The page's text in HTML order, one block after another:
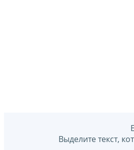
Выделите текст,